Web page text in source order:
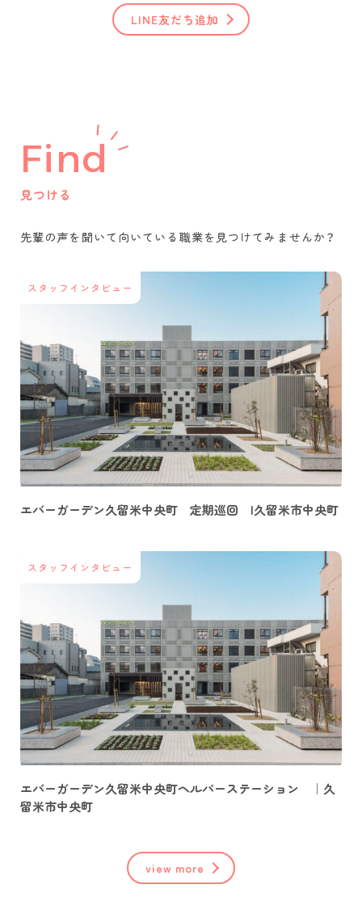
LINE友だち追加
Find
見つける
先輩の声を聞いて 向いている職業を 見つけてみませんか？
スタッフインタビュー
エバーガーデン久留米中央町 定期巡回 |久留米市中央町
スタッフインタビュー
エバーガーデン久留米中央町ヘルパーステーション ｜久
留米市中央町
view more